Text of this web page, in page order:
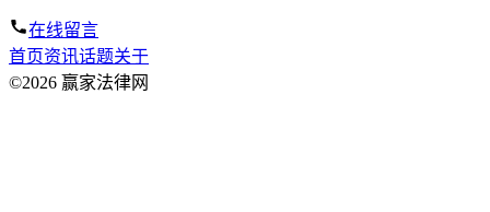
在线留言
首页资讯话题关于
©2026 赢家法律网